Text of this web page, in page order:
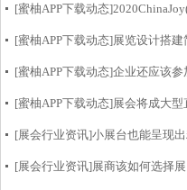
[蜜柚APP下载动态]
[蜜柚APP下载动态]展览设计搭
[蜜柚APP下载动态]企业还应该参
[蜜柚APP下载动态]展会将成大型
[展会行业资讯]小展台也能呈现
[展会行业资讯]展商该如何选择展